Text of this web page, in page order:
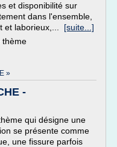
et disponibilité sur
dans l'ensemble,
et laborieux,... [suite...]
thème
»
-
qui désigne une
se présente comme
une fissure parfois